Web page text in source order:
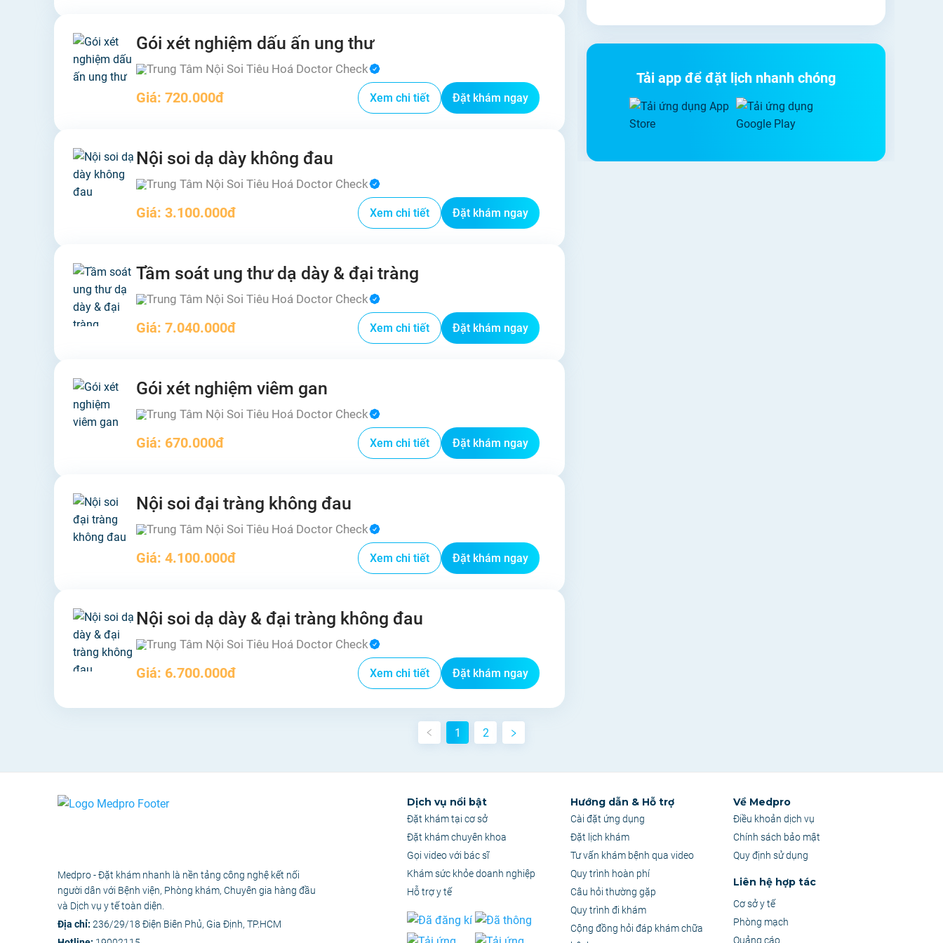
Gói xét nghiệm dấu ấn ung thư
Trung Tâm Nội Soi Tiêu Hoá Doctor Check
Giá: 720.000đ Xem chi tiết Đặt khám ngay
Nội soi dạ dày không đau
Trung Tâm Nội Soi Tiêu Hoá Doctor Check
Giá: 3.100.000đ Xem chi tiết Đặt khám ngay
Tầm soát ung thư dạ dày & đại tràng
Trung Tâm Nội Soi Tiêu Hoá Doctor Check
Giá: 7.040.000đ Xem chi tiết Đặt khám ngay
Gói xét nghiệm viêm gan
Trung Tâm Nội Soi Tiêu Hoá Doctor Check
Giá: 670.000đ Xem chi tiết Đặt khám ngay
Nội soi đại tràng không đau
Trung Tâm Nội Soi Tiêu Hoá Doctor Check
Giá: 4.100.000đ Xem chi tiết Đặt khám ngay
Nội soi dạ dày & đại tràng không đau
Trung Tâm Nội Soi Tiêu Hoá Doctor Check
Giá: 6.700.000đ Xem chi tiết Đặt khám ngay
Tải app để đặt lịch nhanh chóng
1 2
Medpro - Đặt khám nhanh là nền tảng công nghệ kết nối
người dân với Bệnh viện, Phòng khám, Chuyên gia hàng đầu
và Dịch vụ y tế toàn diện.
Địa chỉ: 236/29/18 Điện Biên Phủ, Gia Định, TP.HCM
Dịch vụ nổi bật
Đặt khám tại cơ sở
Đặt khám chuyên khoa
Gọi video với bác sĩ
Khám sức khỏe doanh nghiệp
Hỗ trợ y tế
Hướng dẫn & Hỗ trợ
Cài đặt ứng dụng
Đặt lịch khám
Tư vấn khám bệnh qua video
Quy trình hoàn phí
Câu hỏi thường gặp
Quy trình đi khám
Cộng đồng hỏi đáp khám chữa
Về Medpro
Điều khoản dịch vụ
Chính sách bảo mật
Quy định sử dụng
Liên hệ hợp tác
Cơ sở y tế
Phòng mạch
Quảng cáo